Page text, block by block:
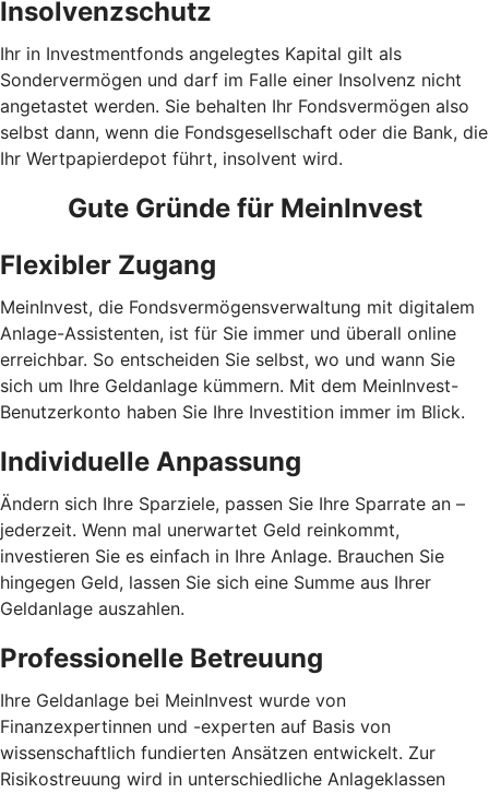
Insolvenzschutz
Ihr in Investmentfonds angelegtes Kapital gilt als
Sondervermögen und darf im Falle einer Insolvenz nicht
angetastet werden. Sie behalten Ihr Fondsvermögen also
selbst dann, wenn die Fondsgesellschaft oder die Bank, die
Ihr Wertpapierdepot führt, insolvent wird.
Gute Gründe für MeinInvest
Flexibler Zugang
MeinInvest, die Fondsvermögensverwaltung mit digitalem
Anlage-Assistenten, ist für Sie immer und überall online
erreichbar. So entscheiden Sie selbst, wo und wann Sie
sich um Ihre Geldanlage kümmern. Mit dem MeinInvest-
Benutzerkonto haben Sie Ihre Investition immer im Blick.
Individuelle Anpassung
Ändern sich Ihre Sparziele, passen Sie Ihre Sparrate an –
jederzeit. Wenn mal unerwartet Geld reinkommt,
investieren Sie es einfach in Ihre Anlage. Brauchen Sie
hingegen Geld, lassen Sie sich eine Summe aus Ihrer
Geldanlage auszahlen.
Professionelle Betreuung
Ihre Geldanlage bei MeinInvest wurde von
Finanzexpertinnen und -experten auf Basis von
wissenschaftlich fundierten Ansätzen entwickelt. Zur
Risikostreuung wird in unterschiedliche Anlageklassen